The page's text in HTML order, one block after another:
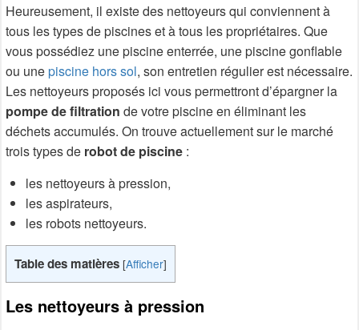
Heureusement, il existe des nettoyeurs qui conviennent à
tous les types de piscines et à tous les propriétaires. Que
vous possédiez une piscine enterrée, une piscine gonflable
ou unepiscine hors sol, son entretien régulier est nécessaire.
Les nettoyeurs proposés ici vous permettront d’épargner la
pompe de filtration de votre piscine en éliminant les
déchets accumulés. On trouve actuellement sur le marché
trois types de robot de piscine :
les nettoyeurs à pression,
les aspirateurs,
les robots nettoyeurs.
Table des matières [Afficher]
Les nettoyeurs à pression